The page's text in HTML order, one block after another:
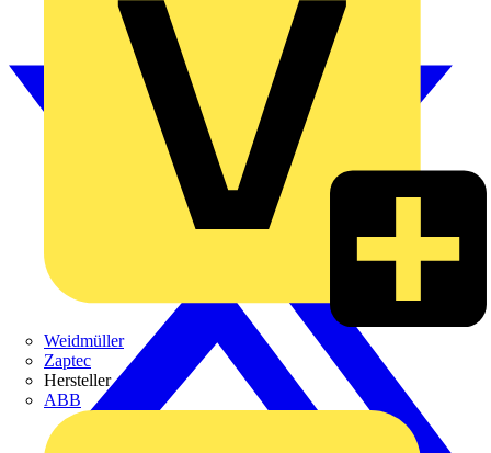
Weidmüller
Zaptec
Hersteller
ABB